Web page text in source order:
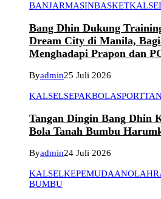
BANJARMASINBASKET
Bang Dhin Dukung
Dream City di Manila,
Menghadapi Prapon dan
Byadmin25 Juli 2026
KALSELSEPAKBOLASPORT
Tangan Dingin Bang Dhin
Bola Tanah Bumbu
Byadmin24 Juli 2026
KALSELKEPEMUDAAN
BUMBU